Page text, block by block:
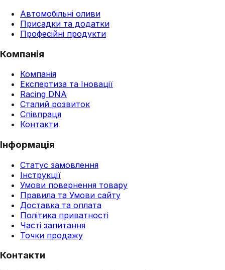
Автомобільні оливи
Присадки та додатки
Професійні продукти
Компанія
Компанія
Експертиза та Іновації
Racing DNA
Сталий розвиток
Співпраця
Контакти
Інформація
Статус замовлення
Інструкції
Умови повернення товару
Правила та Умови сайту
Доставка та оплата
Політика приватності
Часті запитання
Точки продажу
Контакти